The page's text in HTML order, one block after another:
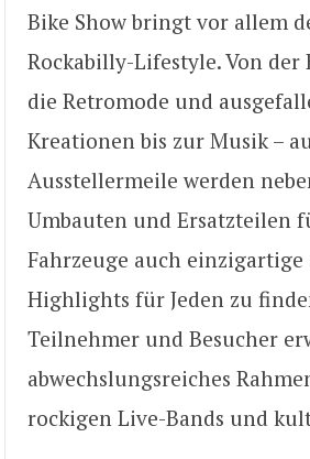
Bike Show bringt vor allem
Rockabilly-Lifestyle. Von
die Retromode und
Kreationen bis zur Musik –
Ausstellermeile werden
Umbauten und Ersatzteilen
Fahrzeuge auch
Highlights für Jeden zu
Teilnehmer und Besucher
abwechslungsreiches
rockigen Live-Bands und